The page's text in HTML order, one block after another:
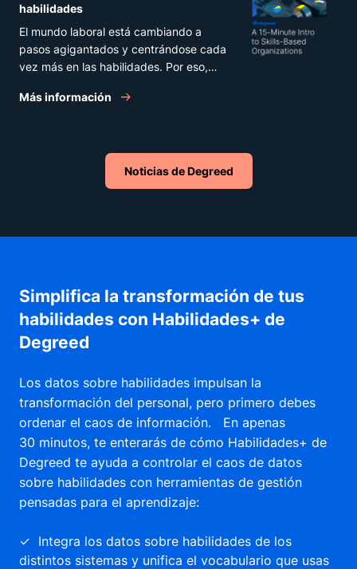
habilidades
El mundo laboral está cambiando a
pasos agigantados y centrándose cada
vez más en las habilidades. Por eso,
las aptitudes del personal antes de que
habilidades es un proceso nuevo y
complicado, pero con las herramientas
y estrategias adecuadas, un poco de
Más información
Noticias de Degreed
Simplifica la transformación de tus
habilidades con Habilidades+ de
Degreed
Los datos sobre habilidades impulsan la
transformación del personal, pero primero debes
ordenar el caos de información. En apenas
30 minutos, te enterarás de cómo Habilidades+ de
Degreed te ayuda a controlar el caos de datos
sobre habilidades con herramientas de gestión
pensadas para el aprendizaje:
✓ Integra los datos sobre habilidades de los
distintos sistemas y unifica el vocabulario que usas